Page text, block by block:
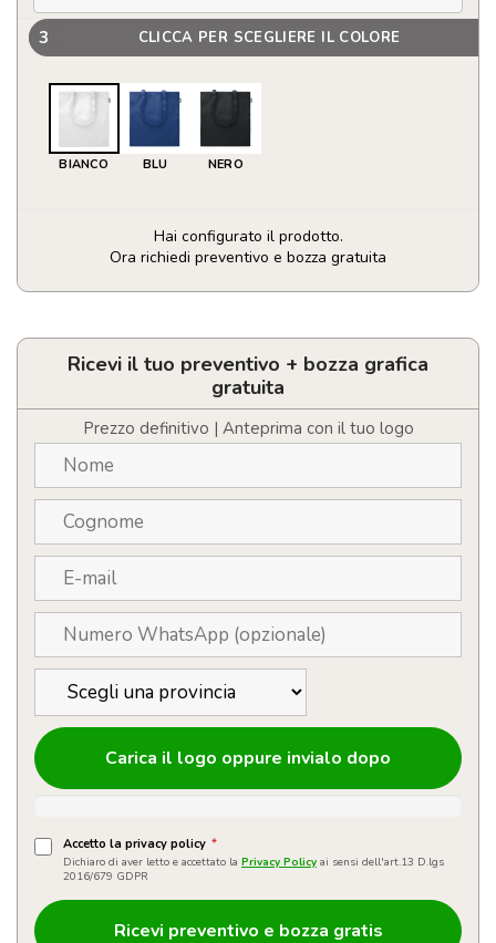
3 CLICCA PER SCEGLIERE IL COLORE
BIANCO BLU NERO
Hai configurato il prodotto.
Ora richiedi preventivo e bozza gratuita
Shopper
RPET
Ricevi il tuo preventivo + bozza grafica
gratuita
Prezzo definitivo | Anteprima con il tuo logo
Carica il logo oppure invialo dopo
Accetto la privacy policy *
Dichiaro di aver letto e accettato la Privacy Policy ai sensi dell'art.13 D.lgs
2016/679 GDPR